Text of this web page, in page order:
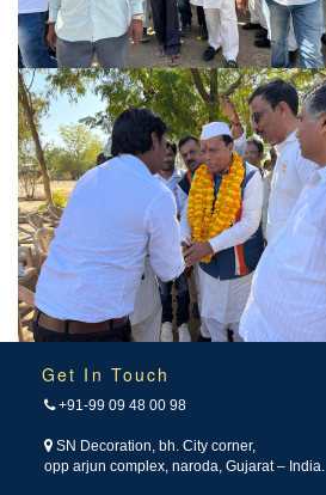
Get In Touch
+91-99 09 48 00 98
SN Decoration, bh. City corner,
opp arjun complex, naroda, Gujarat – India.